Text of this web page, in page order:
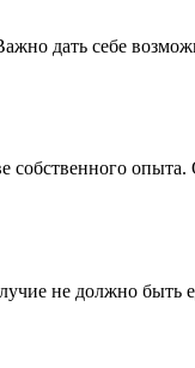
дать себе
не должно